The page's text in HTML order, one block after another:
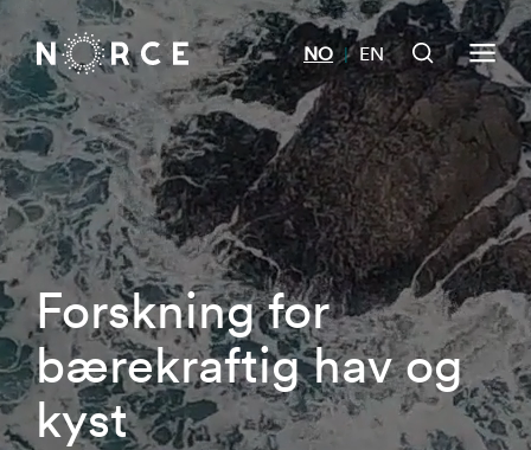
NO | EN
Forskning for
bærekraftig hav og
kyst